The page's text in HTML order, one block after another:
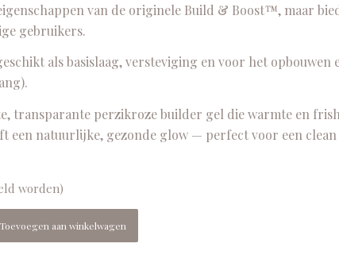
van de originele Build & Boost™, maar
gebruikers.
als basislaag, versteviging en voor het opbouwen
transparante perzikroze builder gel die warmte en
een natuurlijke, gezonde glow — perfect voor een
worden)
Toevoegen aan winkelwagen